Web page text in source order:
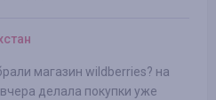
магазин wildberries? на
делала покупки уже